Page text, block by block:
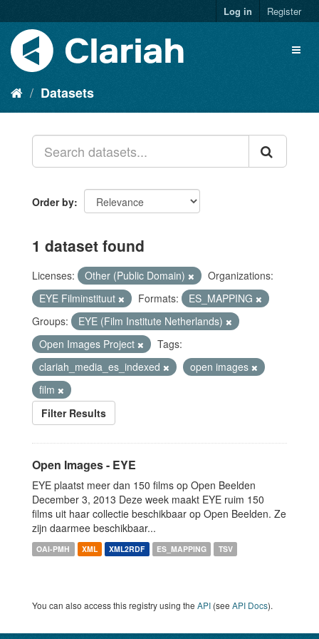
Log in Register
Datasets
Order by
1 dataset found
Licenses: Other (Public Domain)
Organizations:
EYE Filminstituut
Formats:
ES_MAPPING
Groups:
EYE (Film Institute Netherlands)
Open Images Project
Tags:
clariah_media_es_indexed
open images
film
Filter Results
Open Images - EYE
EYE plaatst meer dan 150 films op Open Beelden
December 3, 2013 Deze week maakt EYE ruim 150
films uit haar collectie beschikbaar op Open Beelden. Ze
zijn daarmee beschikbaar...
OAI-PMH XML XML2RDF ES_MAPPING TSV
You can also access this registry using the API (see API Docs).